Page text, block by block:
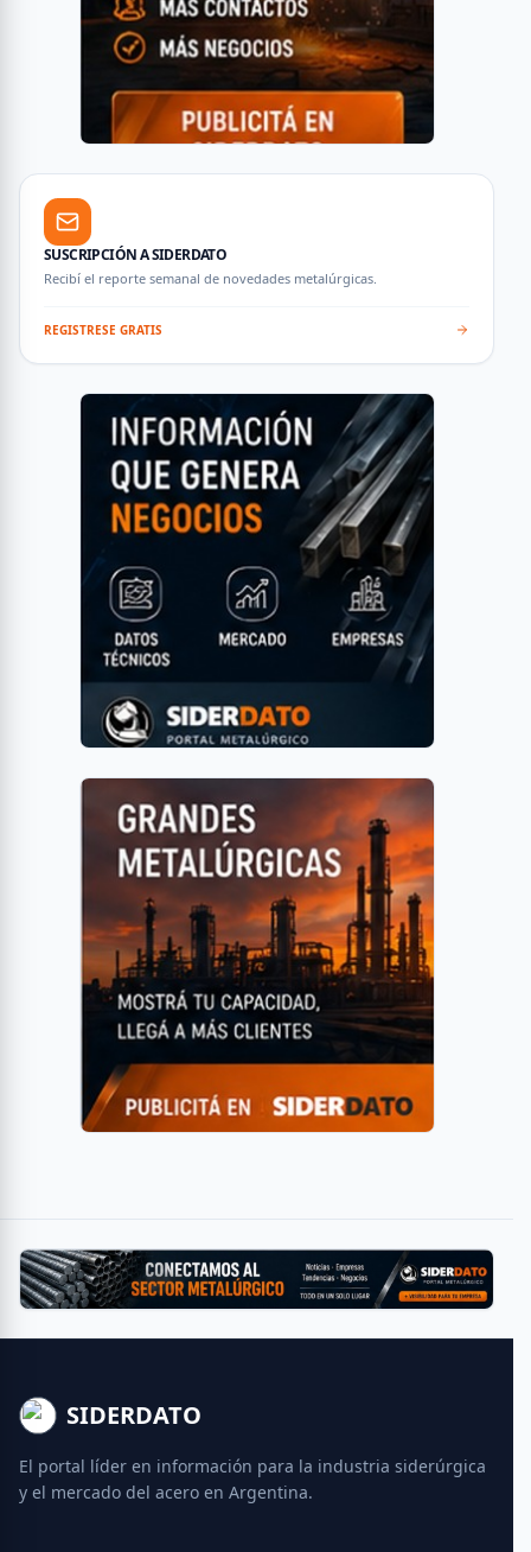
SUSCRIPCIÓN A SIDERDATO
Recibí el reporte semanal de novedades metalúrgicas.
REGISTRESE GRATIS
SIDERDATO
El portal líder en información para la industria siderúrgica
y el mercado del acero en Argentina.